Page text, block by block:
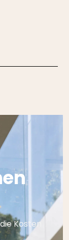
Kosten